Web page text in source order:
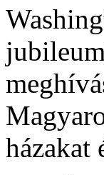
házakat